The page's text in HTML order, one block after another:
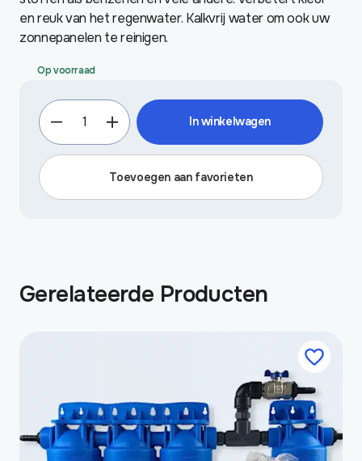
en reuk van het regenwater. Kalkvrij water om ook uw
zonnepanelen te reinigen.
Op voorraad
RainMaster
garden
aantal
In winkelwagen
Toevoegen aan favorieten
Gerelateerde Producten